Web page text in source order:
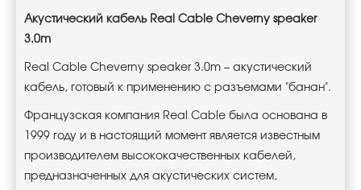
Акустический кабельReal Cable Cheverny speaker
3.0m
Real Cable Cheverny speaker 3.0m – акустический
кабель, готовый к применению с разъемами "банан".
Французская компания Real Cable была основана в
1999 году и в настоящий момент является известным
производителем высококачественных кабелей,
предназначенных для акустических систем,